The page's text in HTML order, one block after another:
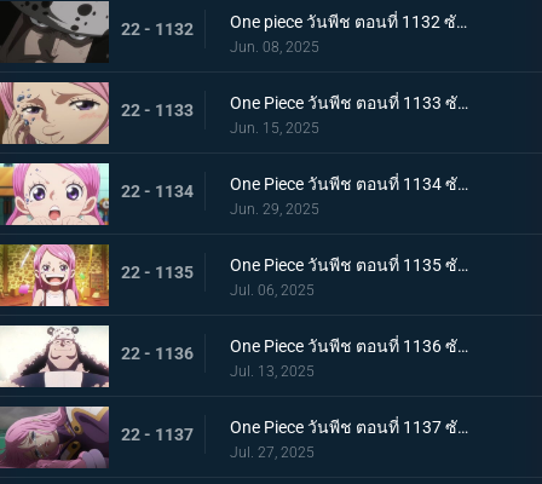
22 - 1132 One piece วันพีช ตอนที่ 1132 ซับไทย คำสาบานที่มีให้กับจินนี่ คุมะที่ได้กลายเป็นพ่อ
Jun. 08, 2025
22 - 1133 One Piece วันพีช ตอนที่ 1133 ซับไทย ช่วยบอนนี่ "แปซิฟิสต้า" ผู้ใจเสาะ คุมะ
Jun. 15, 2025
22 - 1134 One Piece วันพีช ตอนที่ 1134 ซับไทย ชะตากรรมอันโหดร้าย การตัดสินใจของคุมะผู้เป็นพ่อ
Jun. 29, 2025
22 - 1135 One Piece วันพีช ตอนที่ 1135 ซับไทย สู่ทะเลที่พ่ออยู่ อนาคตที่บอนนี่เลือก
Jul. 06, 2025
22 - 1136 One Piece วันพีช ตอนที่ 1136 ซับไทย ชีวิตของคุมะ
Jul. 13, 2025
22 - 1137 One Piece วันพีช ตอนที่ 1137 ซับไทย ขอโทษนะคุณพ่อ น้ำตาของบอนนี่กับหมัดของคุมะ
Jul. 27, 2025